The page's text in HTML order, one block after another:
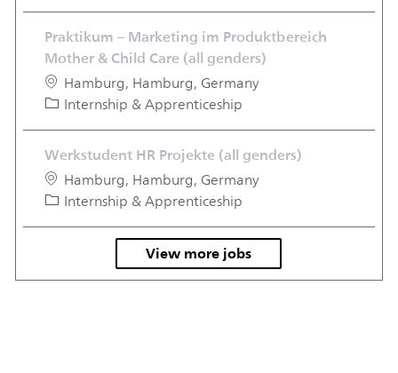
Praktikum – Marketing im Produktbereich
Mother & Child Care (all genders)
Location
Hamburg, Hamburg, Germany
Category
Internship & Apprenticeship
Werkstudent HR Projekte (all genders)
Location
Hamburg, Hamburg, Germany
Category
Internship & Apprenticeship
View more jobs